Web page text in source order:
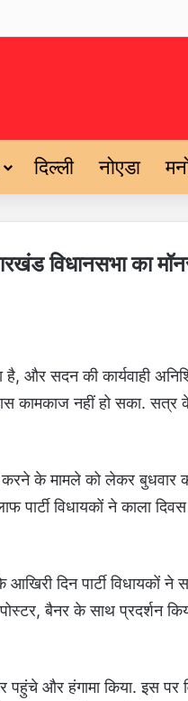
दिल्ली नोएडा
विधानसभा का
और सदन की कार्यवाही
कामकाज नहीं हो सका. सत्र
के मामले को लेकर बुधवार को
पार्टी विधायकों ने काला दिवस
आखिरी दिन पार्टी
पोस्टर, बैनर के साथ प्रदर्शन
और हंगामा किया. इस पर